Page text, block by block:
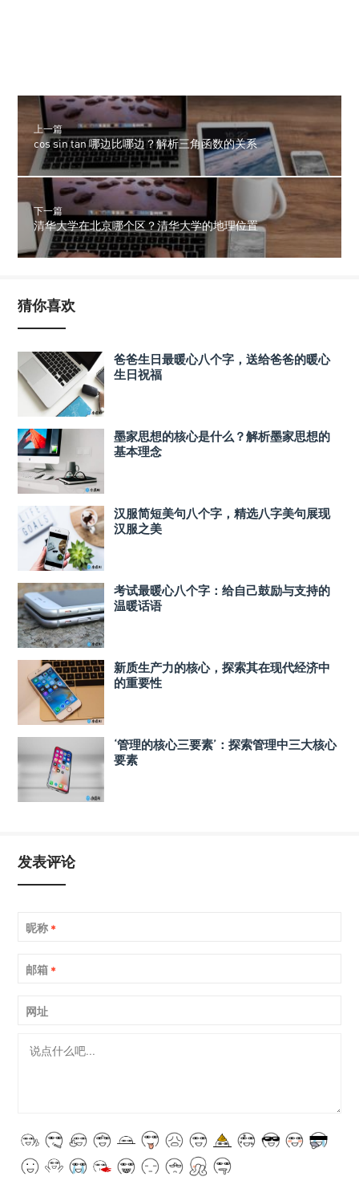
上一篇
cos sin tan 哪边比哪边？解析三角函数的关系
下一篇
清华大学在北京哪个区？清华大学的地理位置
猜你喜欢
爸爸生日最暖心八个字，送给爸爸的暖心
生日祝福
墨家思想的核心是什么？解析墨家思想的
基本理念
汉服简短美句八个字，精选八字美句展现
汉服之美
考试最暖心八个字：给自己鼓励与支持的
温暖话语
新质生产力的核心，探索其在现代经济中
的重要性
‘管理的核心三要素’：探索管理中三大核心
要素
发表评论
昵称 *
邮箱 *
网址